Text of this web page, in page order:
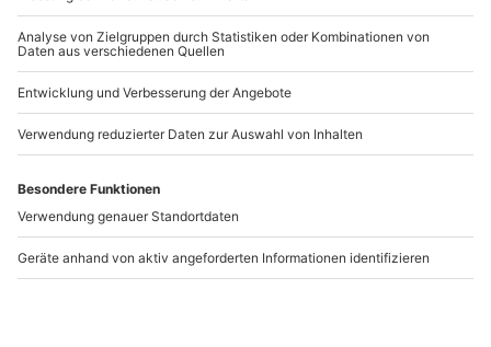
Andere Produkte entdecken
-15% CLUB DEAL
Paint & Drink Frankfurt
-15% CLUB DEAL
Paint & Drink Frankfurt